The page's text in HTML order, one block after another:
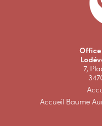
Office
7,
Accueil Baume